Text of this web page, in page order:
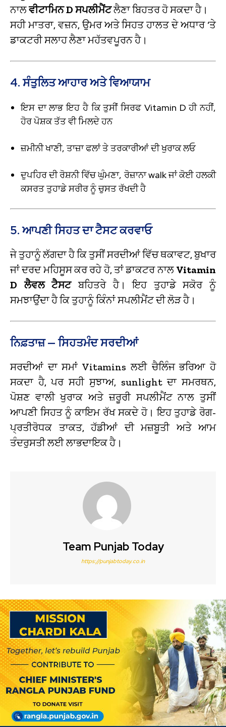
ਨਾਲਵੀਟਾਮਿਨ D ਸਪਲੀਮੈਂਟਲੈਣਾ ਬਿਹਤਰ ਹੋ ਸਕਦਾ ਹੈ।
ਸਹੀ ਮਾਤਰਾ, ਵਜ਼ਨ, ਉਮਰ ਅਤੇ ਸਿਹਤ ਹਾਲਤ ਦੇ ਅਧਾਰ ‘ਤੇ
ਡਾਕਟਰੀ ਸਲਾਹ ਲੈਣਾ ਮਹੱਤਵਪੂਰਨ ਹੈ।
4. ਸੰਤੁਲਿਤ ਆਹਾਰ ਅਤੇ ਵਿਆਯਾਮ
ਇਸ ਦਾ ਲਾਭ ਇਹ ਹੈ ਕਿ ਤੁਸੀਂ ਸਿਰਫ Vitamin D ਹੀ ਨਹੀਂ,
ਹੋਰ ਪੋਸ਼ਕ ਤੱਤ ਵੀ ਮਿਲਦੇ ਹਨ
ਜ਼ਮੀਨੀ ਖਾਣੀ, ਤਾਜ਼ਾ ਫਲਾਂ ਤੇ ਤਰਕਾਰੀਆਂ ਦੀ ਖੁਰਾਕ ਲਓ
ਦੁਪਹਿਰ ਦੀ ਰੋਸ਼ਨੀ ਵਿੱਚ ਘੁੰਮਣਾ, ਰੋਜ਼ਾਨਾ walk ਜਾਂ ਕੋਈ ਹਲਕੀ
ਕਸਰਤ ਤੁਹਾਡੇ ਸਰੀਰ ਨੂੰ ਚੁਸਤ ਰੱਖਦੀ ਹੈ
5. ਆਪਣੀ ਸਿਹਤ ਦਾ ਟੈਸਟ ਕਰਵਾਓ
ਜੇ ਤੁਹਾਨੂੰ ਲੱਗਦਾ ਹੈ ਕਿ ਤੁਸੀਂ ਸਰਦੀਆਂ ਵਿੱਚ ਥਕਾਵਟ, ਬੁਖਾਰ
ਜਾਂ ਦਰਦ ਮਹਿਸੂਸ ਕਰ ਰਹੇ ਹੋ, ਤਾਂ ਡਾਕਟਰ ਨਾਲ Vitamin
D ਲੈਵਲ ਟੈਸਟਬਹਿਤਰੇ ਹੈ। ਇਹ ਤੁਹਾਡੇ ਸਕੋਰ ਨੂੰ
ਸਮਝਾਉਂਦਾ ਹੈ ਕਿ ਤੁਹਾਨੂੰ ਕਿੰਨਾਂ ਸਪਲੀਮੈਂਟ ਦੀ ਲੋੜ ਹੈ।
ਨਿਫ਼ਤਾਜ਼ — ਸਿਹਤਮੰਦ ਸਰਦੀਆਂ
ਸਰਦੀਆਂ ਦਾ ਸਮਾਂ Vitamins ਲਈ ਚੈਲਿੰਜ ਭਰਿਆ ਹੋ
ਸਕਦਾ ਹੈ, ਪਰ ਸਹੀ ਸੁਝਾਅ, sunlight ਦਾ ਸਮਰਥਨ,
ਪੋਸ਼ਣ ਵਾਲੀ ਖੁਰਾਕ ਅਤੇ ਜ਼ਰੂਰੀ ਸਪਲੀਮੈਂਟ ਨਾਲ ਤੁਸੀਂ
ਆਪਣੀ ਸਿਹਤ ਨੂੰ ਕਾਇਮ ਰੱਖ ਸਕਦੇ ਹੋ। ਇਹ ਤੁਹਾਡੇ ਰੋਗ-
ਪ੍ਰਤੀਰੋਧਕ ਤਾਕਤ, ਹੱਡੀਆਂ ਦੀ ਮਜ਼ਬੂਤੀ ਅਤੇ ਆਮ
ਤੰਦਰੁਸਤੀ ਲਈ ਲਾਭਦਾਇਕ ਹੈ।
Team Punjab Today
https://punjabtoday.co.in